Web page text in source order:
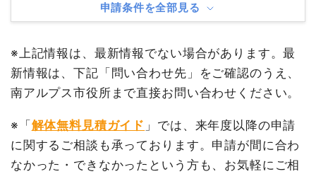
申請条件を全部見る
※上記情報は、最新情報でない場合があります。最
新情報は、下記「問い合わせ先」をご確認のうえ、
南アルプス市役所まで直接お問い合わせください。
※「解体無料見積ガイド 」では、来年度以降の申請
に関するご相談も承っております。申請が間に合わ
なかった・できなかったという方も、お気軽にご相